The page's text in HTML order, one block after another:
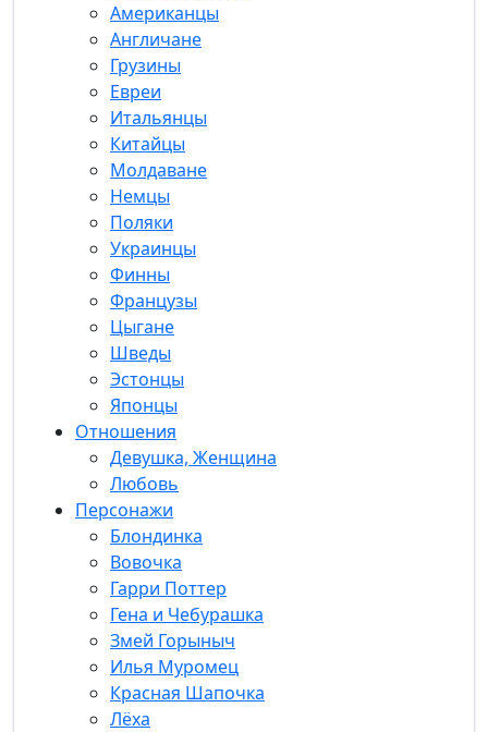
Американцы
Англичане
Грузины
Евреи
Итальянцы
Китайцы
Молдаване
Немцы
Поляки
Украинцы
Финны
Французы
Цыгане
Шведы
Эстонцы
Японцы
Отношения
Девушка, Женщина
Любовь
Персонажи
Блондинка
Вовочка
Гарри Поттер
Гена и Чебурашка
Змей Горыныч
Илья Муромец
Красная Шапочка
Лёха